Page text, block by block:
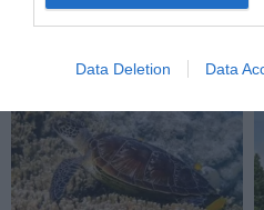
Data Deletion Data